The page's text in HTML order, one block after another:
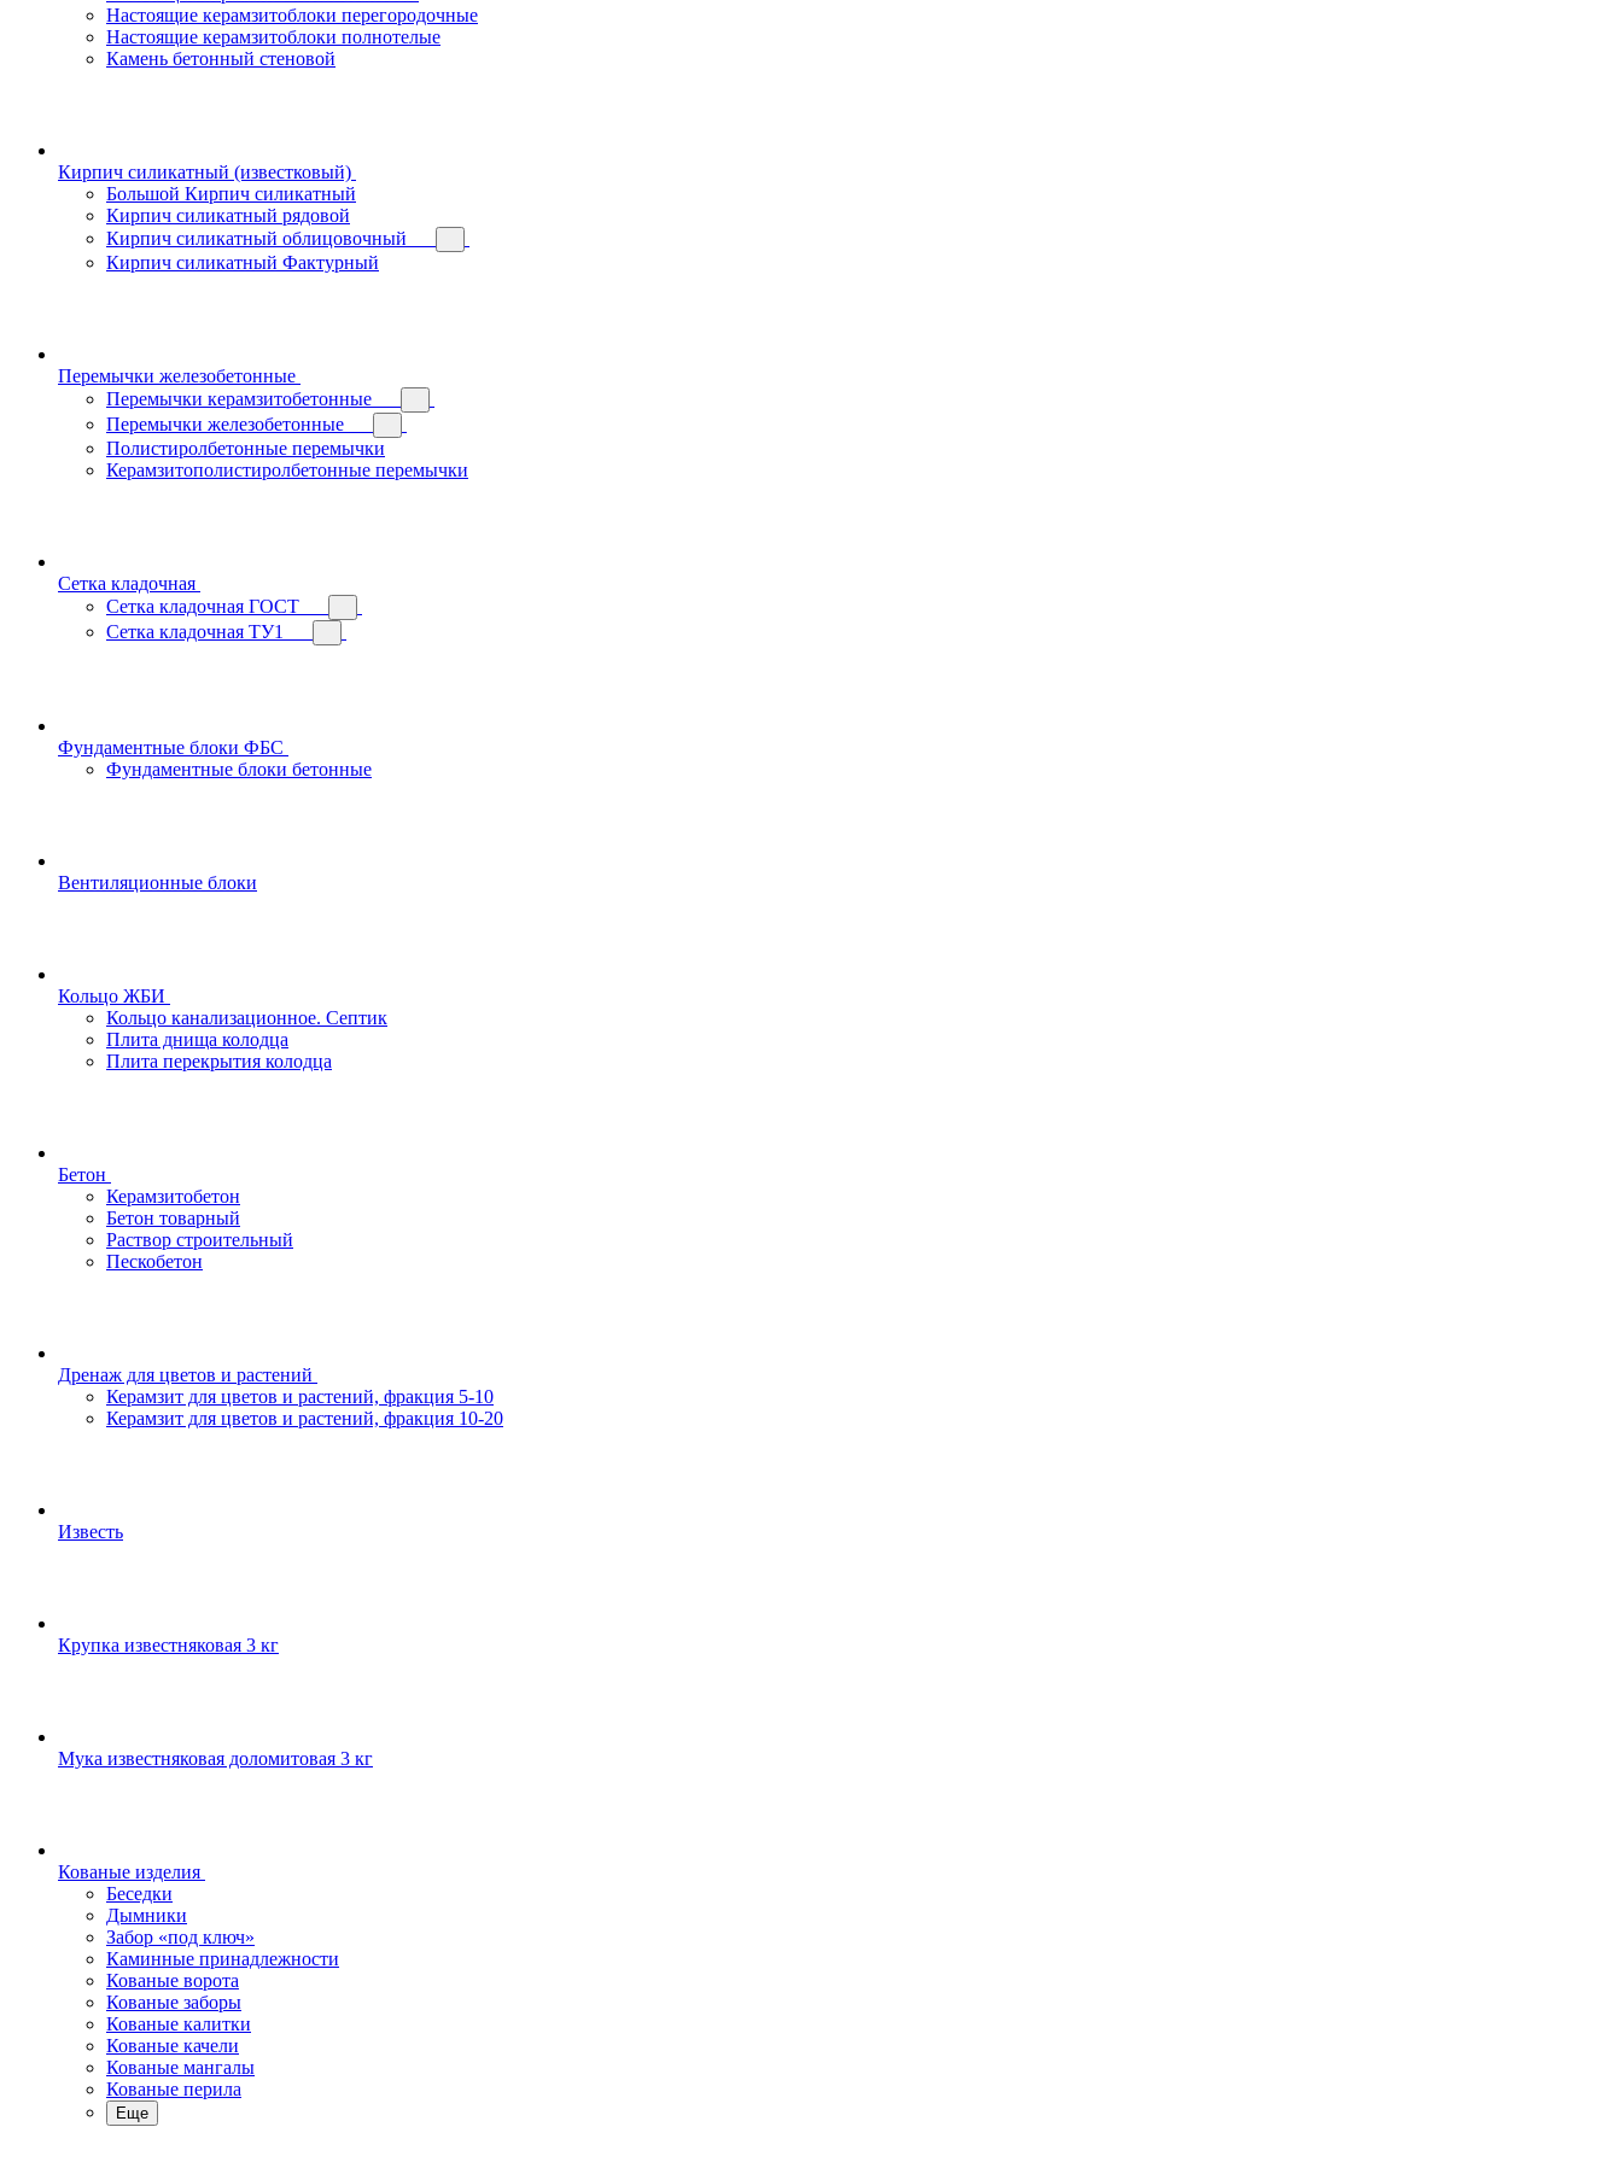
Настоящие керамзитоблоки перегородочные
Настоящие керамзитоблоки полнотелые
Камень бетонный стеновой
Кирпич силикатный (известковый)
Большой Кирпич силикатный
Кирпич силикатный рядовой
Кирпич силикатный облицовочный
Кирпич силикатный Фактурный
Перемычки железобетонные
Перемычки керамзитобетонные
Перемычки железобетонные
Полистиролбетонные перемычки
Керамзитополистиролбетонные перемычки
Сетка кладочная
Сетка кладочная ГОСТ
Сетка кладочная ТУ1
Фундаментные блоки ФБС
Фундаментные блоки бетонные
Вентиляционные блоки
Кольцо ЖБИ
Кольцо канализационное. Септик
Плита днища колодца
Плита перекрытия колодца
Бетон
Керамзитобетон
Бетон товарный
Раствор строительный
Пескобетон
Дренаж для цветов и растений
Керамзит для цветов и растений, фракция 5-10
Керамзит для цветов и растений, фракция 10-20
Известь
Крупка известняковая 3 кг
Мука известняковая доломитовая 3 кг
Кованые изделия
Беседки
Дымники
Забор «под ключ»
Каминные принадлежности
Кованые ворота
Кованые заборы
Кованые калитки
Кованые качели
Кованые мангалы
Кованые перила
Еще